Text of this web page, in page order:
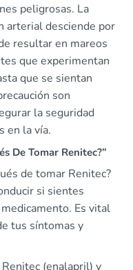
peligrosas. La
arterial desciende por
resultar en mareos
que experimentan
que se sientan
son
la seguridad
en la vía.
De Tomar Renitec?”
de tomar Renitec?
si sientes
Es vital
tus síntomas y
(enalapril) y